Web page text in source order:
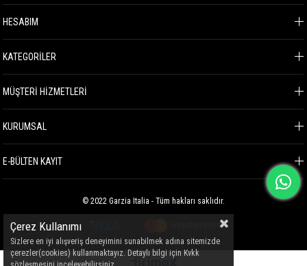
HESABIM
KATEGORİLER
MÜŞTERİ HİZMETLERİ
KURUMSAL
E-BÜLTEN KAYIT
© 2022 Garzia Italia - Tüm hakları saklıdır.
Çerez Kullanımı
Sizlere en iyi alışveriş deneyimini sunabilmek adına sitemizde
çerezler(cookies) kullanmaktayız. Detaylı bilgi için Kvkk